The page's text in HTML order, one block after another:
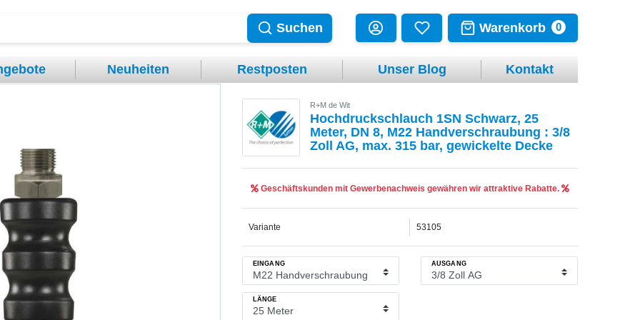
Warenkorb 0
Suchen
Neuheiten Restposten Unser Blog Kontakt
R+M de Wit
Hochdruckschlauch 1SN Schwarz, 25
Meter, DN 8, M22 Handverschraubung : 3/8
Zoll AG, max. 315 bar, gewickelte Decke
Geschäftskunden mit Gewerbenachweis gewähren wir attraktive Rabatte.
Variante 53105
EINGANG AUSGANG
LÄNGE